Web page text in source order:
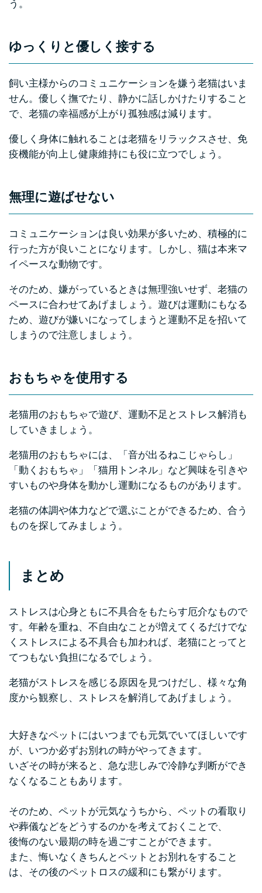
う。
ゆっくりと優しく接する
飼い主様からのコミュニケーションを嫌う老猫はいま
せん。優しく撫でたり、静かに話しかけたりすること
で、老猫の幸福感が上がり孤独感は減ります。
優しく身体に触れることは老猫をリラックスさせ、免
疫機能が向上し健康維持にも役に立つでしょう。
無理に遊ばせない
コミュニケーションは良い効果が多いため、積極的に
行った方が良いことになります。しかし、猫は本来マ
イペースな動物です。
そのため、嫌がっているときは無理強いせず、老猫の
ペースに合わせてあげましょう。遊びは運動にもなる
ため、遊びが嫌いになってしまうと運動不足を招いて
しまうので注意しましょう。
おもちゃを使用する
老猫用のおもちゃで遊び、運動不足とストレス解消も
していきましょう。
老猫用のおもちゃには、「音が出るねこじゃらし」
「動くおもちゃ」「猫用トンネル」など興味を引きや
すいものや身体を動かし運動になるものがあります。
老猫の体調や体力などで選ぶことができるため、合う
ものを探してみましょう。
まとめ
ストレスは心身ともに不具合をもたらす厄介なもので
す。年齢を重ね、不自由なことが増えてくるだけでな
くストレスによる不具合も加われば、老猫にとってと
てつもない負担になるでしょう。
老猫がストレスを感じる原因を見つけだし、様々な角
度から観察し、ストレスを解消してあげましょう。
大好きなペットにはいつまでも元気でいてほしいです
が、いつか必ずお別れの時がやってきます。
いざその時が来ると、急な悲しみで冷静な判断ができ
なくなることもあります。
そのため、ペットが元気なうちから、ペットの看取り
や葬儀などをどうするのかを考えておくことで、
後悔のない最期の時を過ごすことができます。
また、悔いなくきちんとペットとお別れをすること
は、その後のペットロスの緩和にも繋がります。